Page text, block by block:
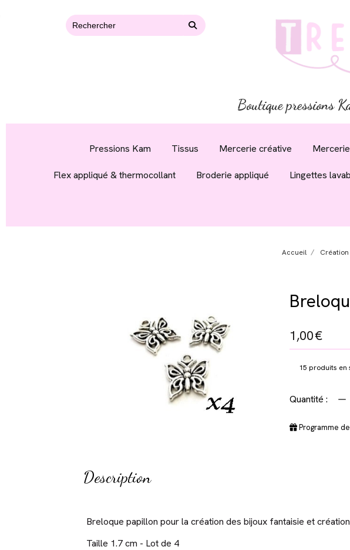
Boutique pressions
Pressions Kam Tissus Mercerie créative
Flex appliqué & thermocollant Broderie appliqué Lingettes
Accueil
1,00€
15 produits en
Quantité :
Programme
Description
Breloque papillon pour la création des bijoux fantaisie et
Taille 1.7 cm - Lot de 4